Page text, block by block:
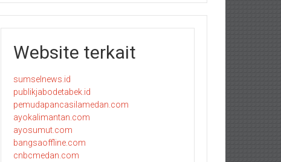
Website terkait
sumselnews.id
publikjabodetabek.id
pemudapancasilamedan.com
ayokalimantan.com
ayosumut.com
bangsaoffline.com
cnbcmedan.com